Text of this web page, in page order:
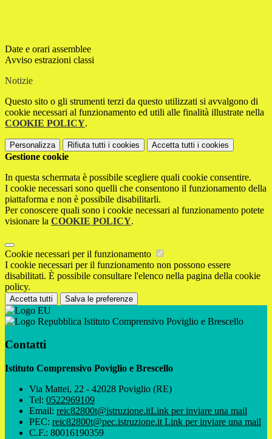
Date e orari assemblee
Avviso estrazioni classi
Notizie
Questo sito o gli strumenti terzi da questo utilizzati si avvalgono di
cookie necessari al funzionamento ed utili alle finalità illustrate nella
COOKIE POLICY.
Personalizza Rifiuta tutti i cookies Accetta tutti i cookies
Gestione cookie
In questa schermata è possibile scegliere quali cookie consentire.
I cookie necessari sono quelli che consentono il funzionamento della
piattaforma e non è possibile disabilitarli.
Per conoscere quali sono i cookie necessari al funzionamento potete
visionare la COOKIE POLICY.
Cookie necessari per il funzionamento
I cookie necessari per il funzionamento non possono essere
disabilitati. È possibile consultare l'elenco nella pagina della cookie
policy.
Accetta tutti Salva le preferenze
Istituto Comprensivo Poviglio e Brescello
Contatti
Istituto Comprensivo Poviglio e Brescello
Via Mattei, 22 - 42028 Poviglio (RE)
Tel: 0522969109
Email: reic82800t@istruzione.itLink per inviare una mail
PEC: reic82800t@pec.istruzione.it Link per inviare una mail
C.F.: 80016190359